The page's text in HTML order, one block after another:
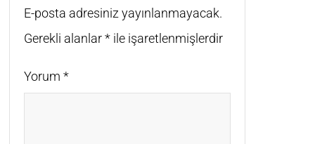
E-posta adresiniz yayınlanmayacak.
Gerekli alanlar* ile işaretlenmişlerdir
Yorum *